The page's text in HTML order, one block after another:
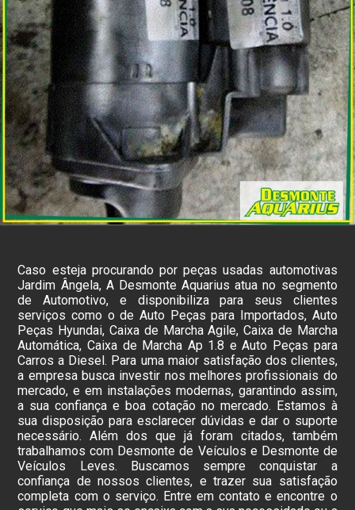
Caso esteja procurando por peças usadas automotivas
Jardim Ângela, A Desmonte Aquarius atua no segmento
de Automotivo, e disponibiliza para seus clientes
serviços como o de Auto Peças para Importados, Auto
Peças Hyundai, Caixa de Marcha Agile, Caixa de Marcha
Automática, Caixa de Marcha Ap 1.8 e Auto Peças para
Carros a Diesel. Para uma maior satisfação dos clientes,
a empresa busca investir nos melhores profissionais do
mercado, e em instalações modernas, garantindo assim,
a sua confiança e boa cotação no mercado. Estamos à
sua disposição para esclarecer dúvidas e dar o suporte
necessário. Além dos que já foram citados, também
trabalhamos com Desmonte de Veículos e Desmonte de
Veículos Leves. Buscamos sempre conquistar a
confiança de nossos clientes, e trazer sua satisfação
completa com o serviço. Entre em contato e encontre o